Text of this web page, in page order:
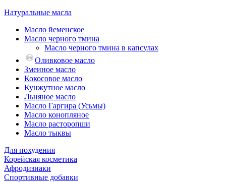
Натуральные масла
Масло йеменское
Масло черного тмина
Масло черного тмина в капсулах
Оливковое масло
Змеиное масло
Кокосовое масло
Кунжутное масло
Льняное масло
Масло Гаргира (Усьмы)
Масло конопляное
Масло расторопши
Масло тыквы
Для похудения
Корейская косметика
Афродизиаки
Спортивные добавки